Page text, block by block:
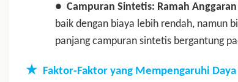
● Campuran Sintetis: Ramah
baik dengan biaya lebih rendah, namun
panjang campuran sintetis bergantung
★ Faktor-Faktor yang Mempengaruhi Daya